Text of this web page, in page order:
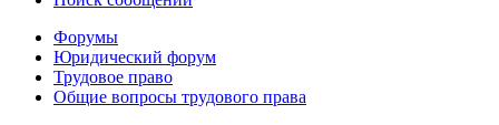
Форумы
Юридический форум
Трудовое право
Общие вопросы трудового права